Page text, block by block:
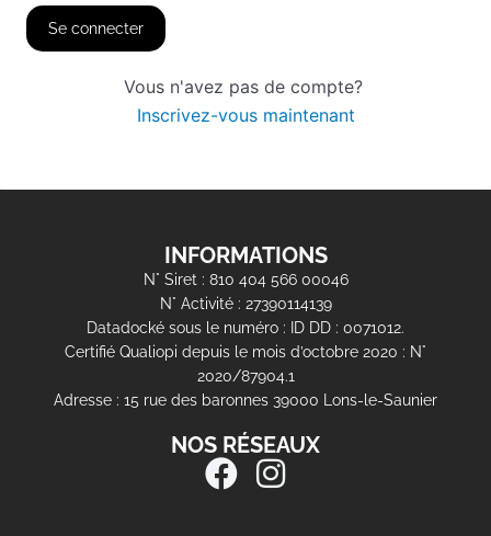
Se connecter
Vous n'avez pas de compte?
Inscrivez-vous maintenant
INFORMATIONS
N° Siret : 810 404 566 00046
N° Activité : 27390114139
Datadocké sous le numéro : ID DD : 0071012.
Certifié Qualiopi depuis le mois d’octobre 2020 : N°
2020/87904.1
Adresse : 15 rue des baronnes 39000 Lons-le-Saunier
NOS RÉSEAUX